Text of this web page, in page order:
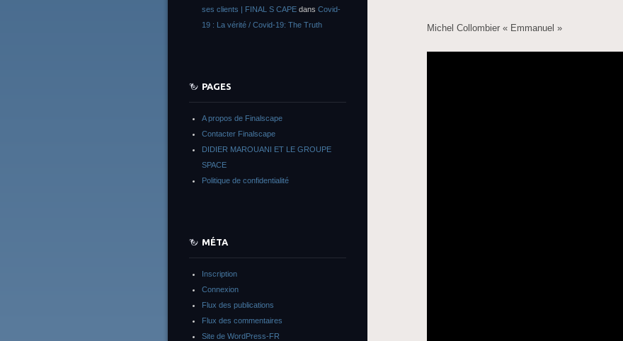
Michel Collombier « Emmanuel »
ses clients | FINAL S CAPE dans Covid-
19 : La vérité / Covid-19: The Truth
PAGES
A propos de Finalscape
Contacter Finalscape
DIDIER MAROUANI ET LE GROUPE
SPACE
Politique de confidentialité
MÉTA
Inscription
Connexion
Flux des publications
Flux des commentaires
Site de WordPress-FR